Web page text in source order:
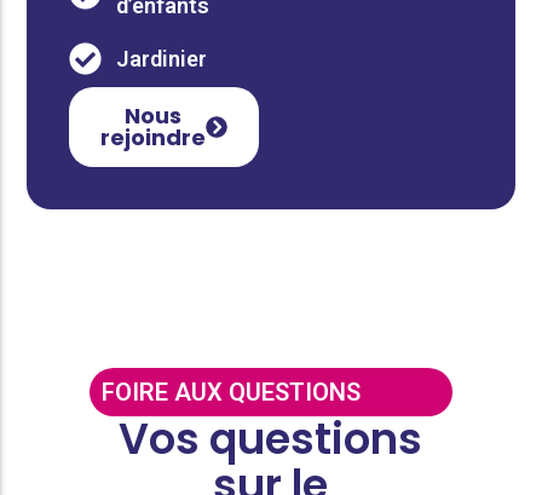
d’enfants
Jardinier
Nous
rejoindre
FOIRE AUX QUESTIONS
Vos questions